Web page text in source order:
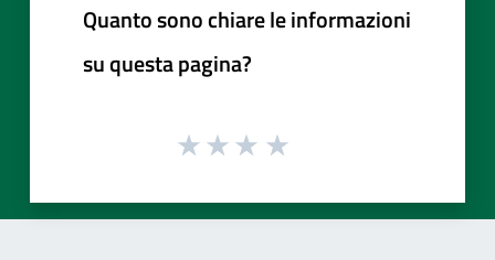
Quanto sono chiare le informazioni
su questa pagina?